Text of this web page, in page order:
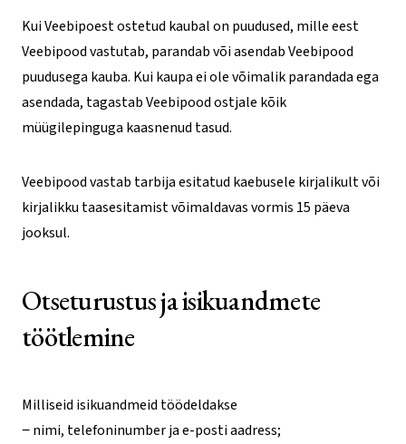
Kui Veebipoest ostetud kaubal on puudused, mille eest
Veebipood vastutab, parandab või asendab Veebipood
puudusega kauba. Kui kaupa ei ole võimalik parandada ega
asendada, tagastab Veebipood ostjale kõik
müügilepinguga kaasnenud tasud.
Veebipood vastab tarbija esitatud kaebusele kirjalikult või
kirjalikku taasesitamist võimaldavas vormis 15 päeva
jooksul.
Otseturustus ja isikuandmete
töötlemine
Milliseid isikuandmeid töödeldakse
− nimi, telefoninumber ja e-posti aadress;